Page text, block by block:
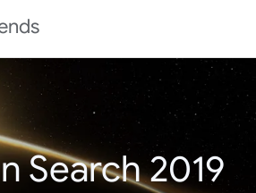
Search 2019